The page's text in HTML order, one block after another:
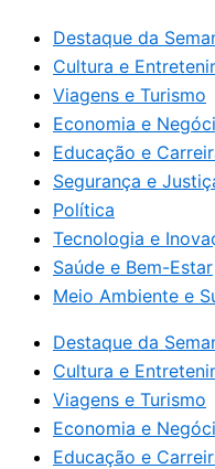
Destaque da
Cultura e
Viagens e Turismo
Economia e
Educação e
Segurança e
Política
Tecnologia e
Saúde e Bem-Estar
Meio Ambiente e
Destaque da
Cultura e
Viagens e Turismo
Economia e
Educação e